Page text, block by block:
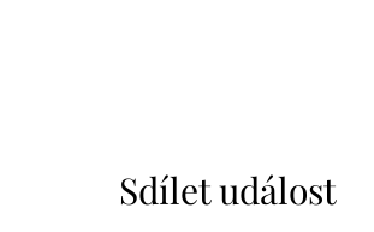
Sdílet událost